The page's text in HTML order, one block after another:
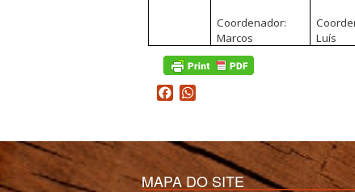
Coordenador:
Marcos
Luís
Facebook
MAPA DO SITE